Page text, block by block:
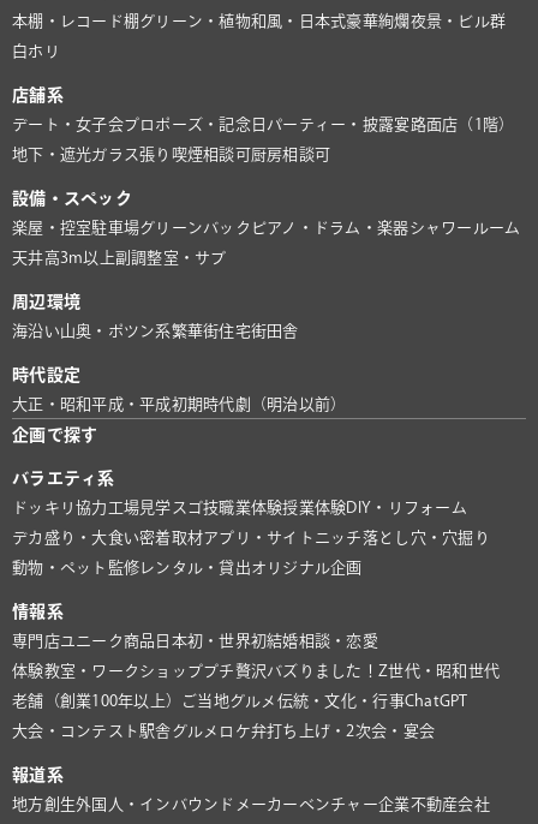
本棚・レコード棚グリーン・植物和風・日本式豪華絢爛夜景・ビル群
白ホリ
店舗系
デート・女子会プロポーズ・記念日 パーティー・披露宴路面店（1階）
地下・遮光ガラス張り 喫煙相談可厨房相談可
設備・スペック
楽屋・控室駐車場グリーンバック ピアノ・ドラム・楽器シャワールーム
天井高3m以上副調整室・サブ
周辺環境
海沿い山奥・ポツン系繁華街住宅街田舎
時代設定
大正・昭和平成・平成初期時代劇（明治以前）
企画で探す
バラエティ系
ドッキリ協力 工場見学 スゴ技職業体験授業体験DIY・リフォーム
デカ盛り・大食い密着取材アプリ・サイト ニッチ落とし穴・穴掘り
動物・ペット 監修レンタル・貸出オリジナル企画
情報系
専門店ユニーク商品 日本初・世界初結婚相談・恋愛
体験教室・ワークショッププチ贅沢バズりました！ Z世代・昭和世代
老舗（創業100年以上）
ご当地グルメ 伝統・文化・行事ChatGPT
大会・コンテスト 駅舎グルメ ロケ弁打ち上げ・2次会・宴会
報道系
地方創生外国人・インバウンド メーカー ベンチャー企業不動産会社